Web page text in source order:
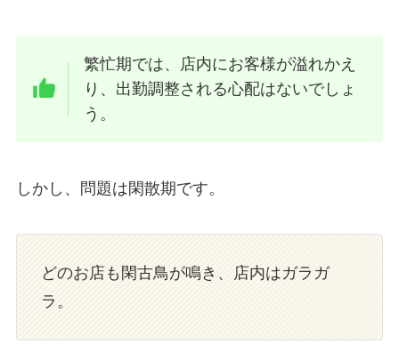
繁忙期では、店内にお客様が溢れかえ
り、出勤調整される心配はないでしょ
う。
しかし、問題は閑散期です。
どのお店も閑古鳥が鳴き、店内はガラガ
ラ。